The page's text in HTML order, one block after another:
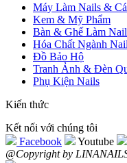
Máy Làm Nails &
Kem & Mỹ Phẩm
Bàn & Ghế Làm
Hóa Chất Ngành
Đồ Bảo Hộ
Tranh Ảnh & Đèn
Phụ Kiện Nails
Kiến thức
Kết nối với chúng tôi
Facebook
Youtube
@Copyright by